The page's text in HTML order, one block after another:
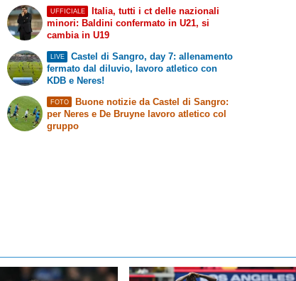
UFFICIALE
Italia, tutti i ct delle nazionali
minori: Baldini confermato in U21, si
cambia in U19
LIVE
Castel di Sangro, day 7: allenamento
fermato dal diluvio, lavoro atletico con
KDB e Neres!
FOTO
Buone notizie da Castel di Sangro:
per Neres e De Bruyne lavoro atletico col
gruppo